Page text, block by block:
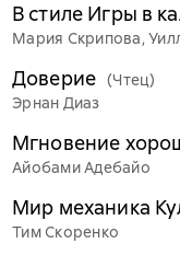
В стиле Игры в
Мария Скрипова,
Доверие (Чтец)
Эрнан Диаз
Мгновение
Айобами Адебайо
Мир механика
Тим Скоренко